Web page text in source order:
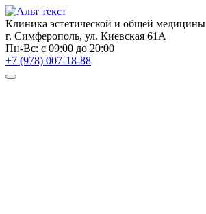
Клиника эстетической и общей медицины
г. Симферополь, ул. Киевская 61А
Пн-Вс: с 09:00 до 20:00
+7 (978) 007-18-88